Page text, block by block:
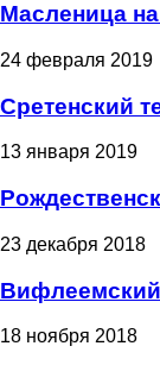
Масленица
24 февраля 2019
Сретенский
13 января 2019
23 декабря 2018
18 ноября 2018